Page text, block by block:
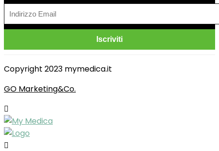
Copyright 2023 mymedica.it
GO Marketing&Co.